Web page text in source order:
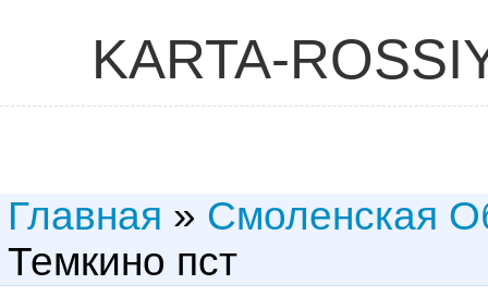
KARTA-
Главная » Смоленская
Темкино пст